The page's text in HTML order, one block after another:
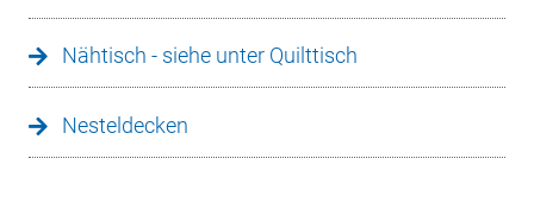
Nähtisch - siehe unter Quilttisch
Nesteldecken